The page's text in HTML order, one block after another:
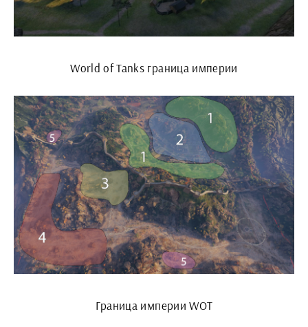
World of Tanks граница империи
Граница империи WOT